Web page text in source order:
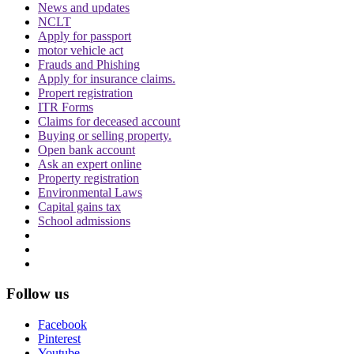
Topics
Chief Justice Manmohan Collegium
Manmohan mylord mylord Hindi
Trending in Hindi
CJI पर जूता फेंकने वाले वकील की बढ़ी मुश्किलें, AG
ने 'अवमानना' की कार्यवाही शुरू करने की इजाजत दी
News and updates
NCLT
Apply for passport
motor vehicle act
Frauds and Phishing
Apply for insurance claims.
Propert registration
ITR Forms
Claims for deceased account
Buying or selling property.
Open bank account
Ask an expert online
Property registration
Environmental Laws
Capital gains tax
School admissions
Follow us
Facebook
Pinterest